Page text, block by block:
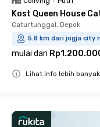
Kost Queen House
Caturtunggal, Depok
5.8 km dari jogja city
mulai dari
Lihat info lebih banyak